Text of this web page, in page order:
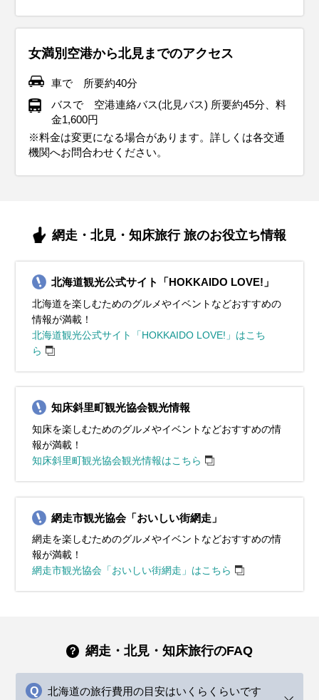
女満別空港から北見までのアクセス
車で 所要約40分
バスで 空港連絡バス(北見バス) 所要約45分、料
金1,600円
※料金は変更になる場合があります。詳しくは各交通
機関へお問合わせください。
網走・北見・知床旅行 旅のお役立ち情報
北海道観光公式サイト「HOKKAIDO LOVE!」
北海道を楽しむためのグルメやイベントなどおすすめの
情報が満載！
北海道観光公式サイト「HOKKAIDO LOVE!」はこち
ら
知床斜里町観光協会観光情報
知床を楽しむためのグルメやイベントなどおすすめの情
報が満載！
知床斜里町観光協会観光情報はこちら
網走市観光協会「おいしい街網走」
網走を楽しむためのグルメやイベントなどおすすめの情
報が満載！
網走市観光協会「おいしい街網走」はこちら
網走・北見・知床旅行のFAQ
北海道の旅行費用の目安はいくらくらいです